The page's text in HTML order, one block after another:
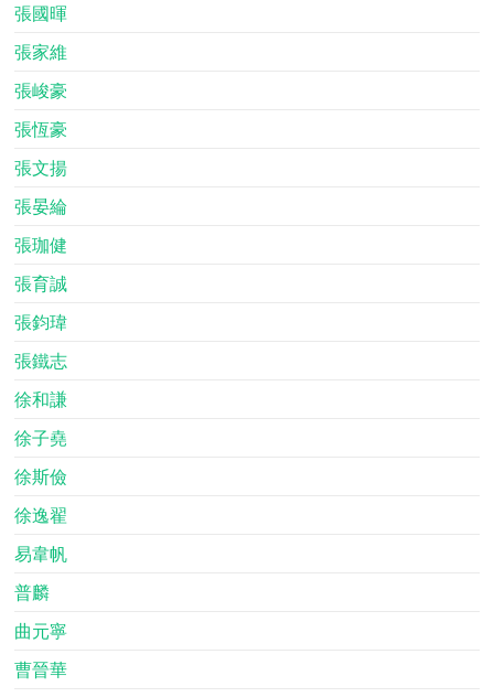
張國暉
張家維
張峻豪
張恆豪
張文揚
張晏綸
張珈健
張育誠
張鈞瑋
張鐵志
徐和謙
徐子堯
徐斯儉
徐逸翟
易韋帆
普麟
曲元寧
曹晉華